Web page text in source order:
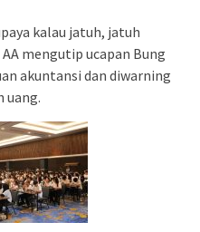
kalau jatuh, jatuh
mengutip ucapan Bung
akuntansi dan diwarning
uang.